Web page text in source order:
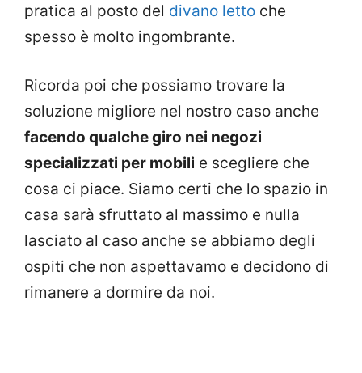
pratica al posto del divano letto che
spesso è molto ingombrante.
Ricorda poi che possiamo trovare la
soluzione migliore nel nostro caso anche
facendo qualche giro nei negozi
specializzati per mobili e scegliere che
cosa ci piace. Siamo certi che lo spazio in
casa sarà sfruttato al massimo e nulla
lasciato al caso anche se abbiamo degli
ospiti che non aspettavamo e decidono di
rimanere a dormire da noi.